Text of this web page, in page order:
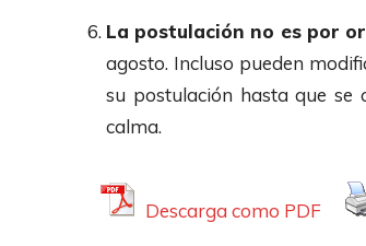
La postulación no es por
agosto. Incluso pueden
su postulación hasta que se
calma.
Descarga como PDF